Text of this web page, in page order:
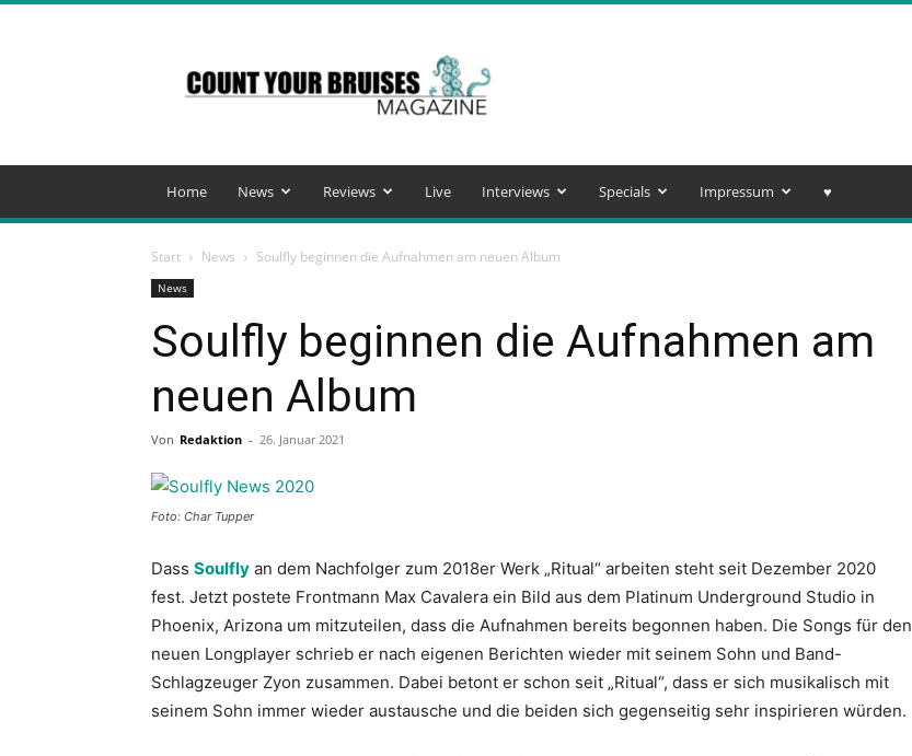
Your
Bruises
Magazine
Home News Reviews Live Interviews Specials Impressum ♥️
Start News Soulfly beginnen die Aufnahmen am neuen Album
News
Soulfly beginnen die Aufnahmen am
neuen Album
Von Redaktion - 26. Januar 2021
Foto: Char Tupper
Dass Soulfly an dem Nachfolger zum 2018er Werk „Ritual“ arbeiten steht seit Dezember 2020
fest. Jetzt postete Frontmann Max Cavalera ein Bild aus dem Platinum Underground Studio in
Phoenix, Arizona um mitzuteilen, dass die Aufnahmen bereits begonnen haben. Die Songs für den
neuen Longplayer schrieb er nach eigenen Berichten wieder mit seinem Sohn und Band-
Schlagzeuger Zyon zusammen. Dabei betont er schon seit „Ritual“, dass er sich musikalisch mit
seinem Sohn immer wieder austausche und die beiden sich gegenseitig sehr inspirieren würden.